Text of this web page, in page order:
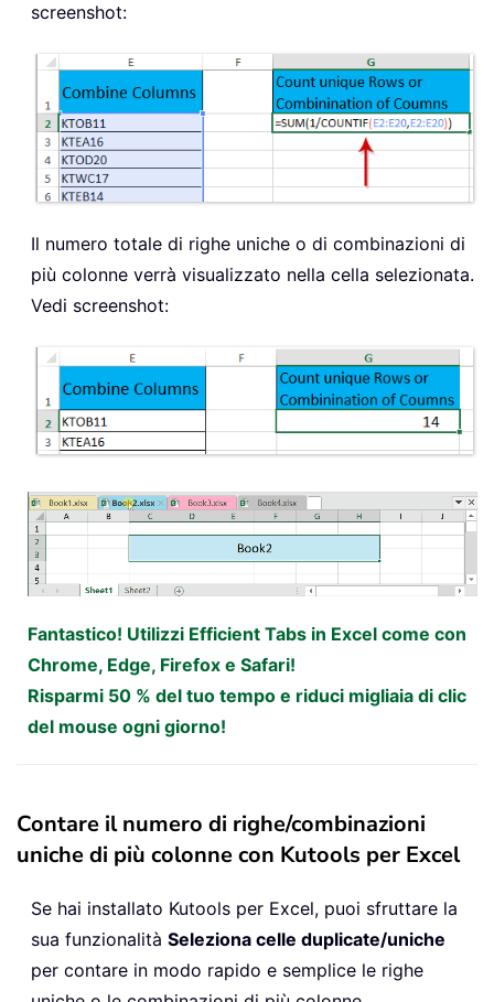
screenshot:
Il numero totale di righe uniche o di combinazioni di
più colonne verrà visualizzato nella cella selezionata.
Vedi screenshot:
Fantastico! Utilizzi Efficient Tabs in Excel come con
Chrome, Edge, Firefox e Safari!
Risparmi 50 % del tuo tempo e riduci migliaia di clic
del mouse ogni giorno!
Contare il numero di righe/combinazioni
uniche di più colonne con Kutools per Excel
Se hai installato Kutools per Excel, puoi sfruttare la
sua funzionalità Seleziona celle duplicate/uniche
per contare in modo rapido e semplice le righe